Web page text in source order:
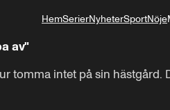
HemSerierNyheterSportNöje
av"
tomma intet på sin